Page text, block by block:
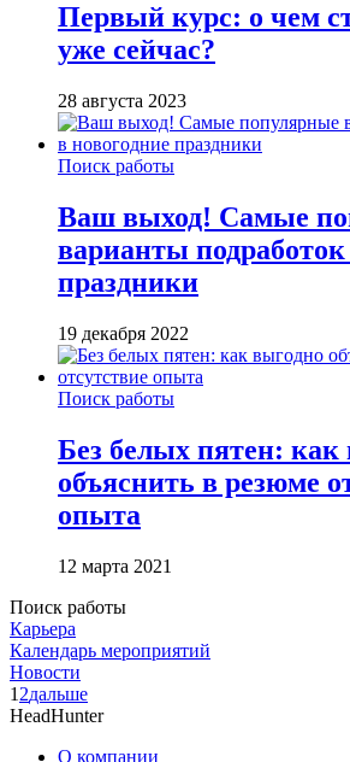
Первый курс: о чем
уже сейчас?
28 августа 2023
Поиск работы
Ваш выход! Самые
варианты подработок
праздники
19 декабря 2022
Поиск работы
Без белых пятен: как
объяснить в резюме
опыта
12 марта 2021
Поиск работы
Карьера
Календарь мероприятий
Новости
1 2дальше
HeadHunter
О компании